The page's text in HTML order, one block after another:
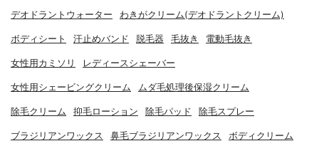
デオドラントウォーター わきがクリーム(デオドラントクリーム)
ボディシート 汗止めバンド 脱毛器 毛抜き 電動毛抜き
女性用カミソリ レディースシェーバー
女性用シェービングクリーム ムダ毛処理後保湿クリーム
除毛クリーム 抑毛ローション 除毛パッド 除毛スプレー
ブラジリアンワックス 鼻毛ブラジリアンワックス ボディクリーム